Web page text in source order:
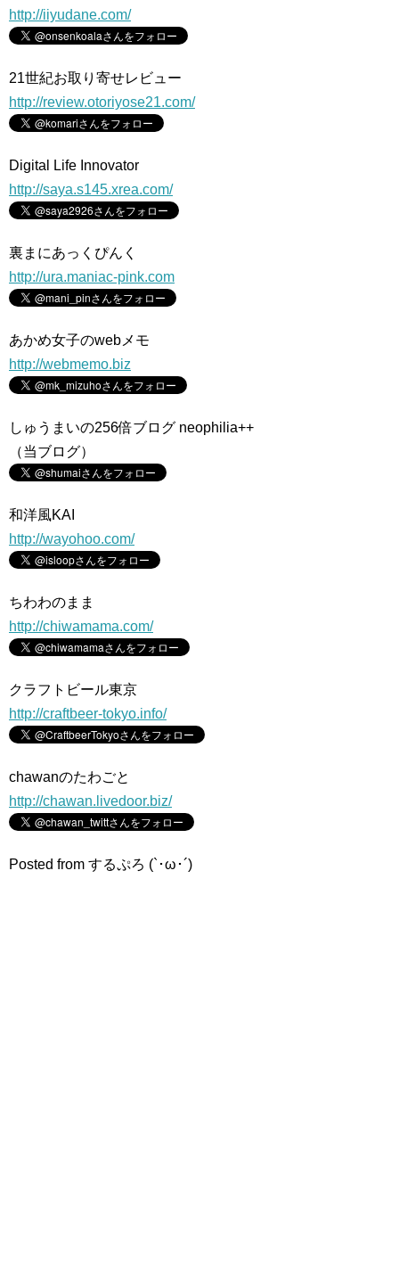
http://iiyudane.com/
21世紀お取り寄せレビュー
http://review.otoriyose21.com/
Digital Life Innovator
http://saya.s145.xrea.com/
裏まにあっくぴんく
http://ura.maniac-pink.com
あかめ女子のwebメモ
http://webmemo.biz
しゅうまいの256倍ブログ neophilia++
（当ブログ）
和洋風KAI
http://wayohoo.com/
ちわわのまま
http://chiwamama.com/
クラフトビール東京
http://craftbeer-tokyo.info/
chawanのたわごと
http://chawan.livedoor.biz/
Posted from するぷろ (`･ω･´)